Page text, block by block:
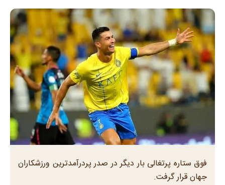
فوق ستاره پرتغالی بار دیگر در صدر پردرآمدترین ورزشکاران
جهان قرار گرفت.